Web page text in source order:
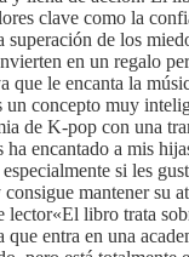
clave como la
superación de los
en un regalo
que le encanta la
concepto muy
de K-pop con una
ha encantado a mis
si les
mantener su
lector«El libro trata
que entra en una